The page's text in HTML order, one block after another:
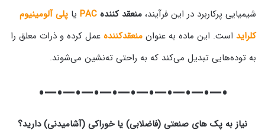
شیمیایی پرکاربرد در این فرآیند، منعقد کننده PAC یا پلی آلومینیوم
کلراید است. این ماده به عنوان منعقدکننده عمل کرده و ذرات معلق را
به توده‌هایی تبدیل می‌کند که به راحتی ته‌نشین می‌شوند.
•—•—•—•—•—•—•—•—•—•—•
نیاز به پک‌ های صنعتی (فاضلابی) یا خوراکی (آشامیدنی) دارید؟